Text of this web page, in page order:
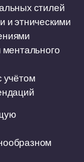
стилей
и этническими
учётом